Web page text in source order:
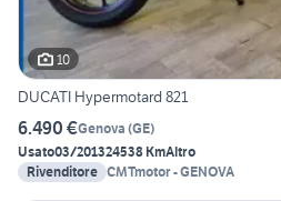
10
DUCATI Hypermotard 821
6.490 €Genova (GE)
Usato03/201324538 KmAltro
Rivenditore CMTmotor - GENOVA